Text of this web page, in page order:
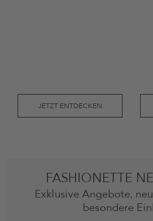
JETZT ENTDECKEN
FASHIONETTE
Exklusive Angebote,
besondere